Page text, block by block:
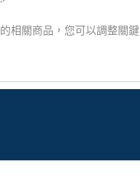
的相關商品，您可以調整關